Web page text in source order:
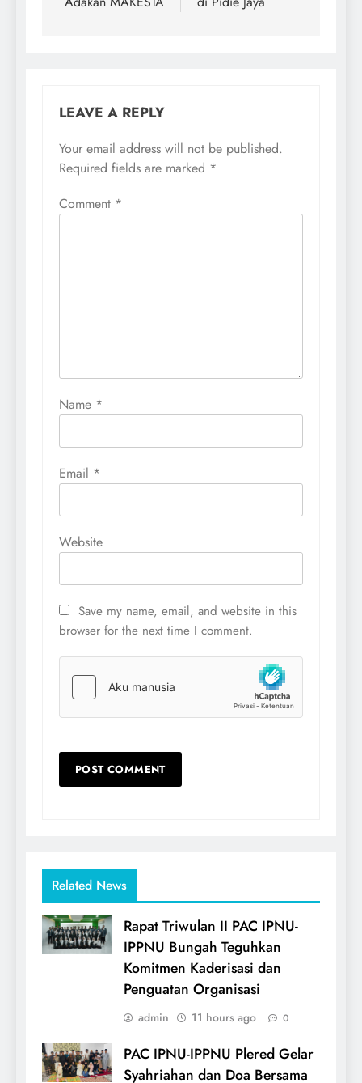
LEAVE A REPLY
Your email address will not be published.
Required fields are marked *
Comment *
Name *
Email *
Website
Save my name, email, and website in this
browser for the next time I comment.
Related News
Rapat Triwulan II PAC IPNU-
IPPNU Bungah Teguhkan
Komitmen Kaderisasi dan
Penguatan Organisasi
admin 11 hours ago 0
PAC IPNU-IPPNU Plered Gelar
Syahriahan dan Doa Bersama